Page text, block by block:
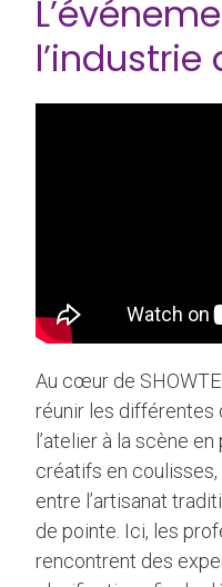
Au cœur de
réunir les différentes
l’atelier à la scène
créatifs en coulisses,
entre l’artisanat
de pointe. Ici, les
rencontrent des